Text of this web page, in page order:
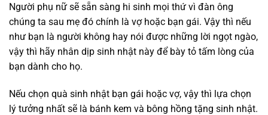
Người phụ nữ sẽ sẵn sàng hi sinh mọi thứ vì đàn ông
chúng ta sau mẹ đó chính là vợ hoặc bạn gái. Vậy thì nếu
như bạn là người không hay nói được những lời ngọt ngào,
vậy thì hãy nhân dịp sinh nhật này để bày tỏ tấm lòng của
bạn dành cho họ.
Nếu chọn quà sinh nhật bạn gái hoặc vợ, vậy thì lựa chọn
lý tưởng nhất sẽ là bánh kem và bông hồng tặng sinh nhật.